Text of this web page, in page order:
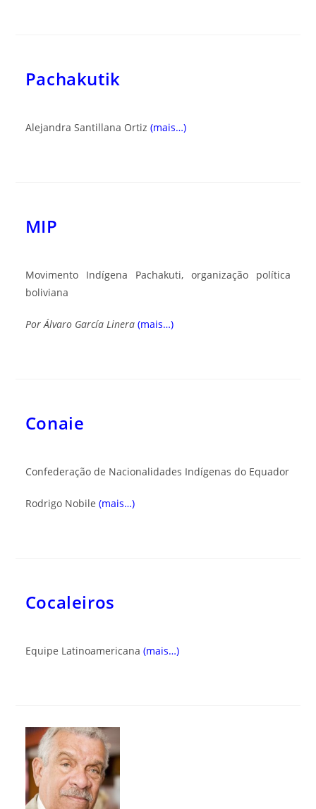
Pachakutik
Alejandra Santillana Ortiz (mais…)
MIP
Movimento Indígena Pachakuti, organização política
boliviana
PorÁlvaro García Linera (mais…)
Conaie
Confederação de Nacionalidades Indígenas do Equador
Rodrigo Nobile (mais…)
Cocaleiros
Equipe Latinoamericana (mais…)